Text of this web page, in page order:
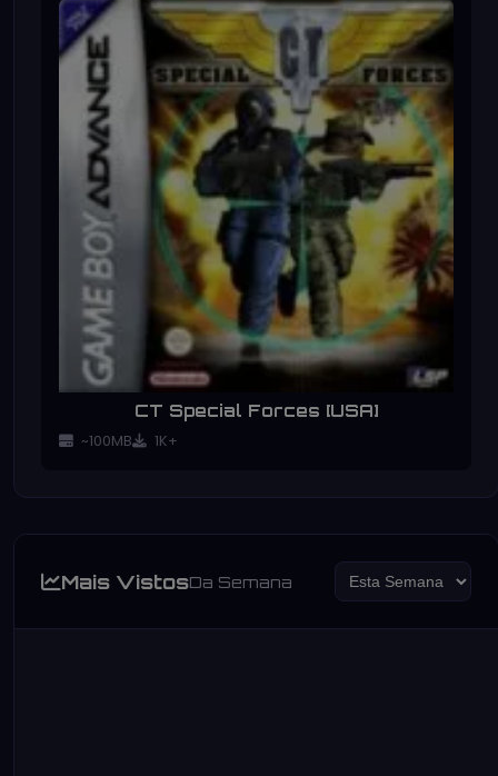
CT Special Forces [USA]
~100MB 1K+
Mais VistosDa Semana